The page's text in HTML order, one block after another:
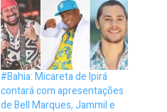
#Bahia: Micareta de Ipirá
contará com apresentações
de Bell Marques, Jammil e